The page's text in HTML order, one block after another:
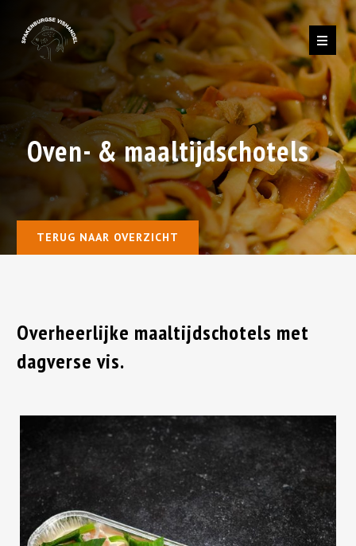
Oven- & maaltijdschotels
TERUG NAAR OVERZICHT
Overheerlijke maaltijdschotels met
dagverse vis.